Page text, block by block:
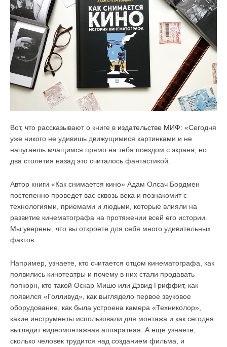
Вот, что рассказывают о книге в издательстве МИФ: «Сегодня
уже никого не удивишь движущимися картинками и не
напугаешь мчащимся прямо на тебя поездом с экрана, но
два столетия назад это считалось фантастикой.
Автор книги «Как снимается кино» Адам Олсач Бордмен
постепенно проведет вас сквозь века и познакомит с
технологиями, приемами и людьми, которые влияли на
развитие кинематографа на протяжении всей его истории.
Мы уверены, что вы откроете для себя много удивительных
фактов.
Например, узнаете, кто считается отцом кинематографа, как
появились кинотеатры и почему в них стали продавать
попкорн, кто такой Оскар Мишо или Дэвид Гриффит, как
появился «Голливуд», как выглядело первое звуковое
оборудование, как была устроена камера «Техниколор»,
какие инструменты использовали для монтажа и как сегодня
выглядит видеомонтажная аппаратная. А еще узнаете,
сколько человек трудится над созданием фильма, и